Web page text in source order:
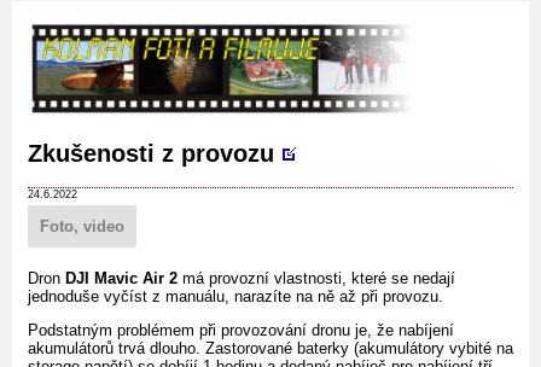
Zkušenosti z provozu
24.6.2022
Foto, video
Dron DJI Mavic Air 2 má provozní vlastnosti, které se nedají
jednoduše vyčíst z manuálu, narazíte na ně až při provozu.
Podstatným problémem při provozování dronu je, že nabíjení
akumulátorů trvá dlouho. Zastorované baterky (akumulátory vybité na